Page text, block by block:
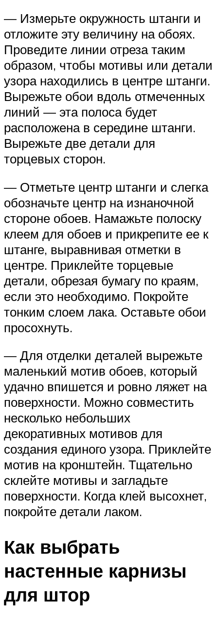
— Измерьте окружность штанги и
отложите эту величину на обоях.
Проведите линии отреза таким
образом, чтобы мотивы или детали
узора находились в центре штанги.
Вырежьте обои вдоль отмеченных
линий — эта полоса будет
расположена в середине штанги.
Вырежьте две детали для
торцевых сторон.
— Отметьте центр штанги и слегка
обозначьте центр на изнаночной
стороне обоев. Намажьте полоску
клеем для обоев и прикрепите ее к
штанге, выравнивая отметки в
центре. Приклейте торцевые
детали, обрезая бумагу по краям,
если это необходимо. Покройте
тонким слоем лака. Оставьте обои
просохнуть.
— Для отделки деталей вырежьте
маленький мотив обоев, который
удачно впишется и ровно ляжет на
поверхности. Можно совместить
несколько небольших
декоративных мотивов для
создания единого узора. Приклейте
мотив на кронштейн. Тщательно
склейте мотивы и загладьте
поверхности. Когда клей высохнет,
покройте детали лаком.
Как выбрать
настенные карнизы
для штор